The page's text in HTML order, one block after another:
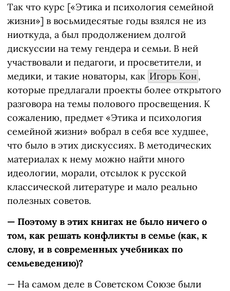
Так что курс [«Этика и психология семейной
жизни»] в восьмидесятые годы взялся не из
ниоткуда, а был продолжением долгой
дискуссии на тему гендера и семьи. В ней
участвовали и педагоги, и просветители, и
медики, и такие новаторы, как Игорь Кон,
которые предлагали проекты более открытого
разговора на темы полового просвещения. К
сожалению, предмет «Этика и психология
семейной жизни» вобрал в себя все худшее,
что было в этих дискуссиях. В методических
материалах к нему можно найти много
идеологии, морали, отсылок к русской
классической литературе и мало реально
полезных советов.
— Поэтому в этих книгах не было ничего о
том, как решать конфликты в семье (как, к
слову, и в современных учебниках по
семьеведению)?
— На самом деле в Советском Союзе были